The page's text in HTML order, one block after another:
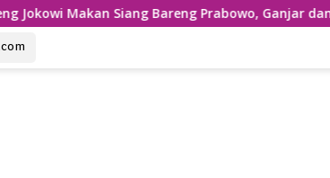
Bareng Prabowo, Ganjar dan Anies